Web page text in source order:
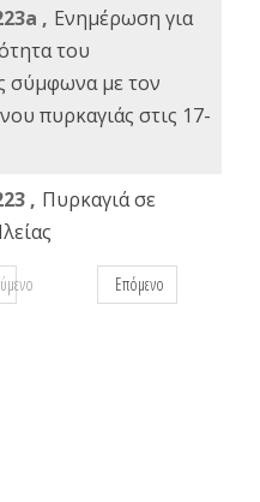
, Ενημέρωση για
του
σύμφωνα με τον
πυρκαγιάς στις 17-
, Πυρκαγιά σε
Επόμενο